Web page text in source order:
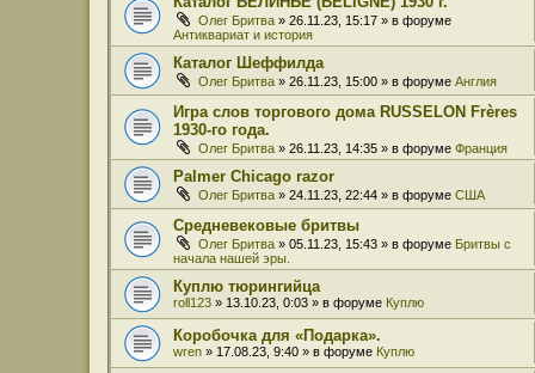
Олег Бритва » 26.11.23, 15:17 » в форуме
Антиквариат и история
Каталог Шеффилда
Олег Бритва » 26.11.23, 15:00 » в форуме Англия
Игра слов торгового дома RUSSELON Frères
1930-го года.
Олег Бритва » 26.11.23, 14:35 » в форуме Франция
Palmer Chicago razor
Олег Бритва » 24.11.23, 22:44 » в форуме США
Средневековые бритвы
Олег Бритва » 05.11.23, 15:43 » в форуме Бритвы с
начала нашей эры.
Куплю тюрингийца
roll123 » 13.10.23, 0:03 » в форуме Куплю
Коробочка для «Подарка».
wren » 17.08.23, 9:40 » в форуме Куплю